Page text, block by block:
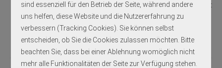
sind essenziell für den Betrieb der Seite, während andere
uns helfen, diese Website und die Nutzererfahrung zu
verbessern (Tracking Cookies). Sie können selbst
entscheiden, ob Sie die Cookies zulassen möchten. Bitte
beachten Sie, dass bei einer Ablehnung womöglich nicht
mehr alle Funktionalitäten der Seite zur Verfügung stehen.
Zurück zur Übersicht
Retinoblastom